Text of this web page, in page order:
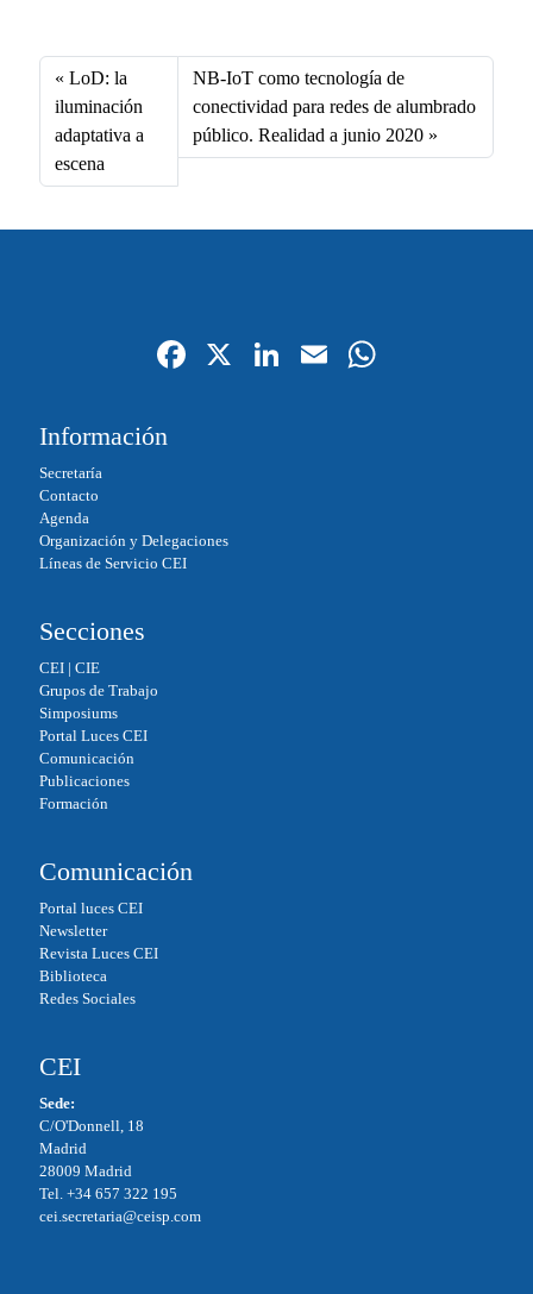
bo
ok
ed
In
ail ts
A
pp
LoD: la
iluminación
adaptativa a
escena
NB-IoT como tecnología de
conectividad para redes de alumbrado
público. Realidad a junio 2020
Fa
X
Li
E
Información
Secretaría
Contacto
Agenda
Organización y Delegaciones
Líneas de Servicio CEI
Secciones
CEI| CIE
Grupos de Trabajo
Simposiums
Portal Luces CEI
Comunicación
Publicaciones
Formación
Comunicación
Portal luces CEI
Newsletter
Revista Luces CEI
Biblioteca
Redes Sociales
CEI
Sede:
C/O'Donnell, 18
Madrid
28009 Madrid
Tel. +34 657 322 195
cei.secretaria@ceisp.com